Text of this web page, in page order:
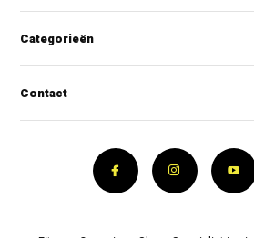
Categorieën
Contact